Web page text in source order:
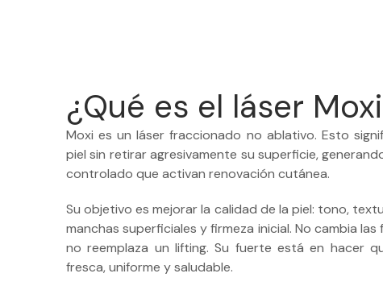
¿Qué es el láser
Moxi es un láser fraccionado no ablativo. Esto
piel sin retirar agresivamente su superficie,
controlado que activan renovación cutánea.
Su objetivo es mejorar la calidad de la piel: tono,
manchas superficiales y firmeza inicial. No cambia
no reemplaza un lifting. Su fuerte está en hacer
fresca, uniforme y saludable.